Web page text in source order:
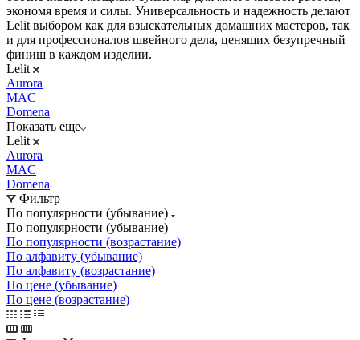
экономя время и силы. Универсальность и надежность делают
Lelit выбором как для взыскательных домашних мастеров, так
и для профессионалов швейного дела, ценящих безупречный
финиш в каждом изделии.
Lelit
Aurora
MAC
Domena
Показать еще
Lelit
Aurora
MAC
Domena
Фильтр
По популярности (убывание)
По популярности (убывание)
По популярности (возрастание)
По алфавиту (убывание)
По алфавиту (возрастание)
По цене (убывание)
По цене (возрастание)